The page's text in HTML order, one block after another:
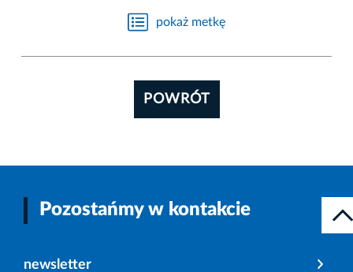
pokaż metkę
POWRÓT
Pozostańmy w kontakcie
newsletter